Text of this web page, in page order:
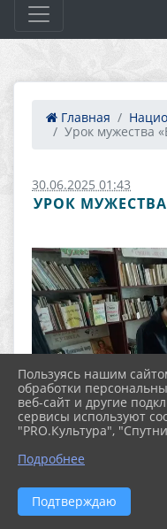
Главная
Урок мужества
30.06.2025 01:43
УРОК
Пользуясь нашим
обработки
веб-сайт и другие
сервисы используют
"PRO.Культура",
Подробнее
Подтверждаю